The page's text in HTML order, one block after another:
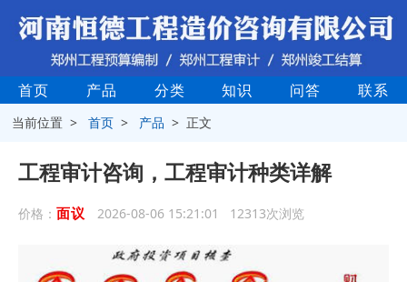
首页 产品 分类 知识 问答 联系
当前位置 >首页 > 产品 > 正文
工程审计咨询，工程审计种类详解
价格： 面议 2026-08-06 15:21:01 12313次浏览